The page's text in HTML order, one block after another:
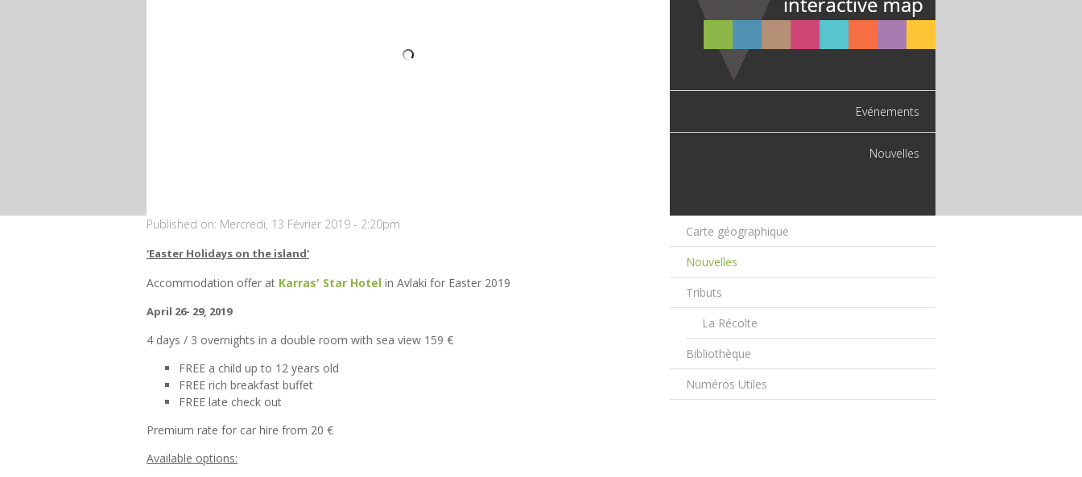
Evénements
Nouvelles
Published on: Mercredi, 13 Février 2019 - 2:20pm
'Easter Holidays on the island'
Accommodation offer at Karras' Star Hotel in Avlaki for Easter 2019
April 26- 29, 2019
4 days / 3 overnights in a double room with sea view 159 €
FREE a child up to 12 years old
FREE rich breakfast buffet
FREE late check out
Premium rate for car hire from 20 €
Available options:
Carte géographique
Nouvelles
Tributs
La Récolte
Bibliothèque
Numéros Utiles